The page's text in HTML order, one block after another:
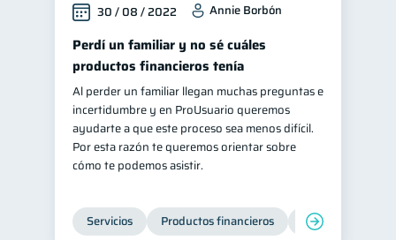
30 / 08 / 2022 Annie Borbón
Perdí un familiar y no sé cuáles
productos financieros tenía
Al perder un familiar llegan muchas preguntas e
incertidumbre y en ProUsuario queremos
ayudarte a que este proceso sea menos difícil.
Por esta razón te queremos orientar sobre
cómo te podemos asistir.
Servicios Productos financieros Inclusión